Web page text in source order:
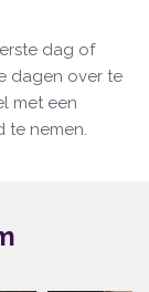
dag of
dagen over te
met een
te nemen.